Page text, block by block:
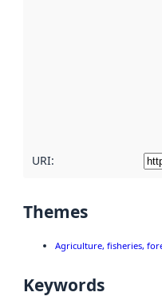
URI:
Themes
Agriculture, fisheries,
Keywords